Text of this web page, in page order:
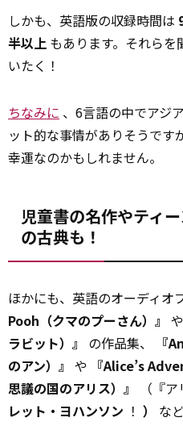
しかも、英語版の収録時間は
半以上 もあります。それら
いたく！
ちなみに 、6言語の中でアジ
ット的な事情がありそうです
幸運なのかもしれません。
児童書の名作やティ
の古典も！
ほかにも、英語のオーディオ
Pooh（クマのプーさん）』 や
ラビット）』
の作品集、
『
のアン）』 や 『Alice’s
思議の国のアリス）』
（『
レット・ヨハンソン ！ ） な